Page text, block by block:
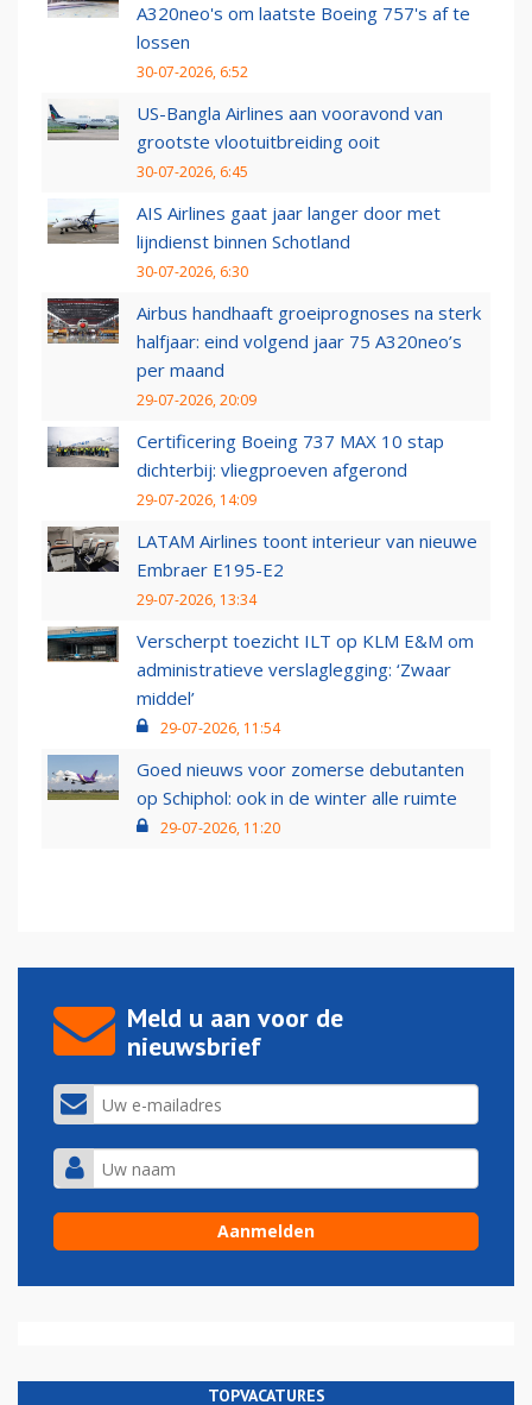
A320neo's om laatste Boeing 757's af te
lossen
30-07-2026, 6:52
US-Bangla Airlines aan vooravond van
grootste vlootuitbreiding ooit
30-07-2026, 6:45
AIS Airlines gaat jaar langer door met
lijndienst binnen Schotland
30-07-2026, 6:30
Airbus handhaaft groeiprognoses na sterk
halfjaar: eind volgend jaar 75 A320neo’s
per maand
29-07-2026, 20:09
Certificering Boeing 737 MAX 10 stap
dichterbij: vliegproeven afgerond
29-07-2026, 14:09
LATAM Airlines toont interieur van nieuwe
Embraer E195-E2
29-07-2026, 13:34
Verscherpt toezicht ILT op KLM E&M om
administratieve verslaglegging: ‘Zwaar
middel’
29-07-2026, 11:54
Goed nieuws voor zomerse debutanten
op Schiphol: ook in de winter alle ruimte
29-07-2026, 11:20
Meld u aan voor de
nieuwsbrief
TOPVACATURES